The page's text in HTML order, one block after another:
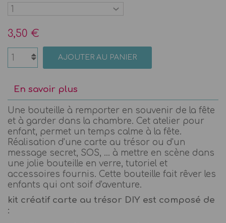
3,50 €
AJOUTER AU PANIER
En savoir plus
Une bouteille à remporter en souvenir de la fête
et à garder dans la chambre. Cet atelier pour
enfant, permet un temps calme à la fête.
Réalisation d'une carte au trésor ou d'un
message secret, SOS, ... à mettre en scène dans
une jolie bouteille en verre, tutoriel et
accessoires fournis. Cette bouteille fait rêver les
enfants qui ont soif d'aventure.
kit créatif carte au trésor DIY est composé de
: